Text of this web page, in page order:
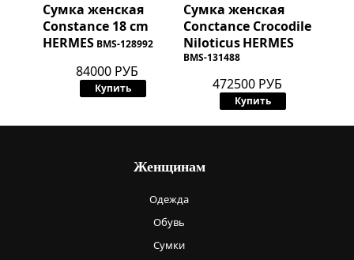
Сумка женская
Constance 18 cm
HERMES BMS-128992
84000 РУБ
Купить
Сумка женская
Conctance Crocodile
Niloticus HERMES
BMS-131488
472500 РУБ
Купить
Женщинам
Одежда
Обувь
Сумки